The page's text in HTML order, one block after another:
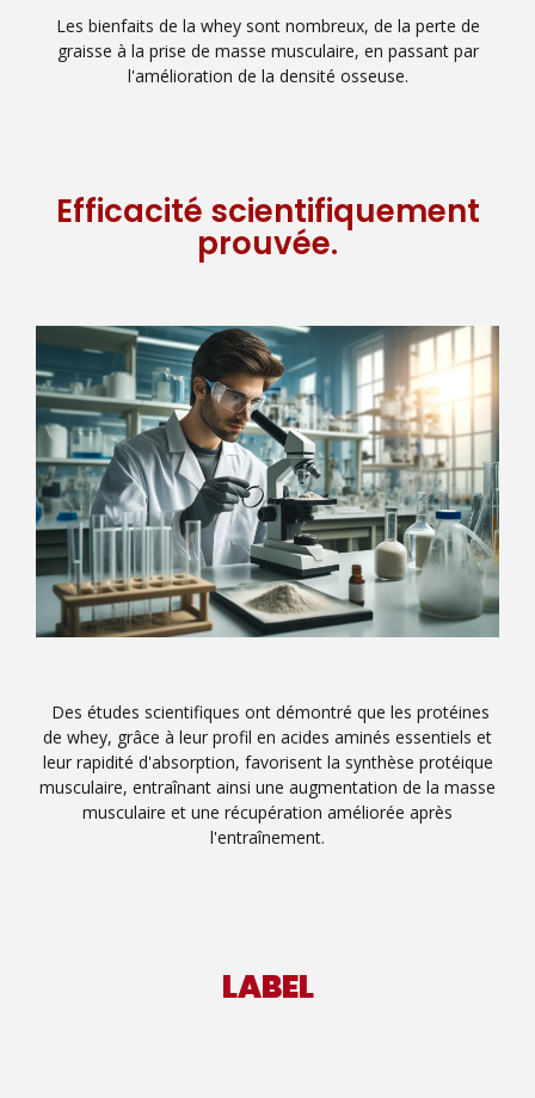
Les bienfaits de la whey sont nombreux, de la perte de
graisse à la prise de masse musculaire, en passant par
l'amélioration de la densité osseuse.
Efficacité scientifiquement
Des études scientifiques ont démontré que les protéines
de whey, grâce à leur profil en acides aminés essentiels et
leur rapidité d'absorption, favorisent la synthèse protéique
musculaire, entraînant ainsi une augmentation de la masse
musculaire et une récupération améliorée après
l'entraînement.
LABEL